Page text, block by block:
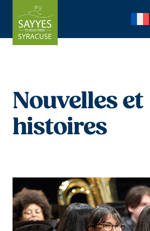
Skip to content
Nouvelles et
histoires